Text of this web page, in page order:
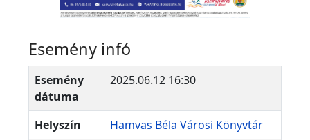
Esemény infó
Esemény
dátuma
2025.06.12 16:30
Helyszín
Hamvas Béla Városi Könyvtár